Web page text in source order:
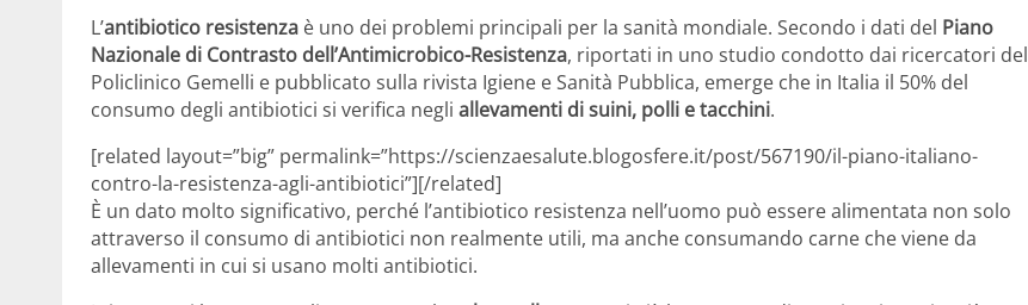
L’antibiotico resistenza è uno dei problemi principali per la sanità mondiale. Secondo i dati del Piano
Nazionale di Contrasto dell’Antimicrobico-Resistenza, riportati in uno studio condotto dai ricercatori del
Policlinico Gemelli e pubblicato sulla rivista Igiene e Sanità Pubblica, emerge che in Italia il 50% del
consumo degli antibiotici si verifica negli allevamenti di suini, polli e tacchini.
[related layout=”big” permalink=”https://scienzaesalute.blogosfere.it/post/567190/il-piano-italiano-
contro-la-resistenza-agli-antibiotici”][/related]
È un dato molto significativo, perché l’antibiotico resistenza nell’uomo può essere alimentata non solo
attraverso il consumo di antibiotici non realmente utili, ma anche consumando carne che viene da
allevamenti in cui si usano molti antibiotici.